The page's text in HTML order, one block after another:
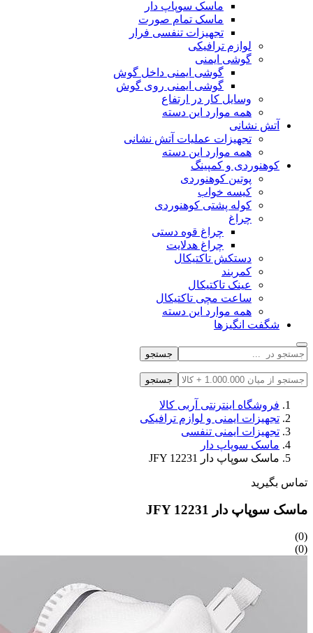
ماسک سوپاپ دار
ماسک تمام صورت
تجهیزات تنفسی فرار
لوازم ترافیکی
گوشی ایمنی
گوشی ایمنی داخل گوش
گوشی ایمنی روی گوش
وسایل کار در ارتفاع
همه موارد این دسته
آتش نشانی
تجهیزات عملیات آتش نشانی
همه موارد این دسته
کوهنوردی و کمپینگ
پوتین کوهنوردی
کیسه خواب
کوله پشتی کوهنوردی
چراغ
چراغ قوه دستی
چراغ هدلایت
دستکش تاکتیکال
کمربند
عینک تاکتیکال
ساعت مچی تاکتیکال
همه موارد این دسته
شگفت انگیزها
جستجو
جستجو
فروشگاه اینترنتی آربی کالا
تجهیزات ایمنی و لوازم ترافیکی
تجهیزات ایمنی تنفسی
ماسک سوپاپ دار
ماسک سوپاپ دار JFY 12231
تماس بگیرید
ماسک سوپاپ دار JFY 12231
(0)
(0)